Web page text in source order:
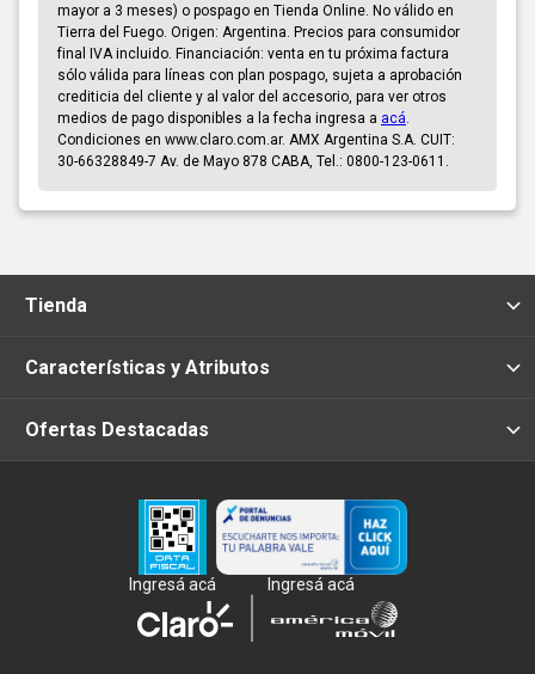
mayor a 3 meses) o pospago en Tienda Online. No válido en
Tierra del Fuego. Origen: Argentina. Precios para consumidor
final IVA incluido. Financiación: venta en tu próxima factura
sólo válida para líneas con plan pospago, sujeta a aprobación
crediticia del cliente y al valor del accesorio, para ver otros
medios de pago disponibles a la fecha ingresa a acá
Condiciones en www.claro.com.ar. AMX Argentina S.A. CUIT:
30-66328849-7 Av. de Mayo 878 CABA, Tel.: 0800-123-0611.
Tienda
Características y Atributos
Ofertas Destacadas
Ingresá acá Ingresá acá